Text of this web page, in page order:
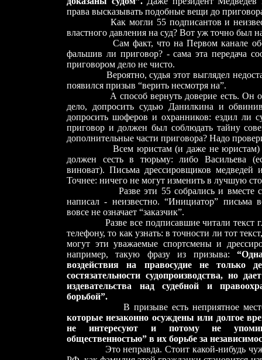
права высказывать подобные вещи до
Как могли 55 подписантов и
властного давления на суд? Вот уж точно был
Сам факт, что на Первом канале
фальшив ли приговор? - сама эта передача
приговором дело не чисто.
Вероятно, судья этот выглядел
появился призыв “верить несмотря на”.
А способ вернуть доверие есть. Он
дело, допросить судью Данилкина и
допросить шоферов и охранников: ездил ли
приговор и должен был соблюдать тайну
дополнительные части приговора? Надо
Всем юристам (и даже не юристам)
должен сесть в тюрьму: либо Васильева
виноват). Письма дрессировщиков медведей
Точнее: ничего не могут изменить в лучшую
Разве эти 55 собрались и вместе
написал - неизвестно. “Инициатор” письма
вовсе не означает “заказчик”.
Разве все подписавшие читали текст
телефону, то как узнать: в точности ли тот
могут эти уважаемые спортсмены и
например, такую фразу из призыва:
воздействия на правосудие не только
состязательности судопроизводства, но
издевательства над судебной и
борьбой”.
В призыве есть неприятное
которые незаконно осуждены или долгое
не интересуют и потому не
общественностью” в их борьбе за
Это неправда. Стоит какой-нибудь чужой